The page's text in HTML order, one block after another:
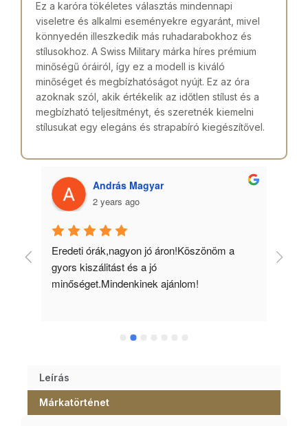
Ez a karóra tökéletes választás mindennapi
viseletre és alkalmi eseményekre egyaránt, mivel
könnyedén illeszkedik más ruhadarabokhoz és
stílusokhoz. A Swiss Military márka híres prémium
minőségű óráiról, így ez a modell is kiváló
minőséget és megbízhatóságot nyújt. Ez az óra
azoknak szól, akik értékelik az időtlen stílust és a
megbízható teljesítményt, és szeretnék kiemelni
stílusukat egy elegáns és strapabíró kiegészítővel.
András Magyar
2 years ago
Eredeti órák,nagyon jó áron!Köszönöm a
gyors kiszálitást és a jó
minőséget.Mindenkinek ajánlom!
Leírás
Márkatörténet